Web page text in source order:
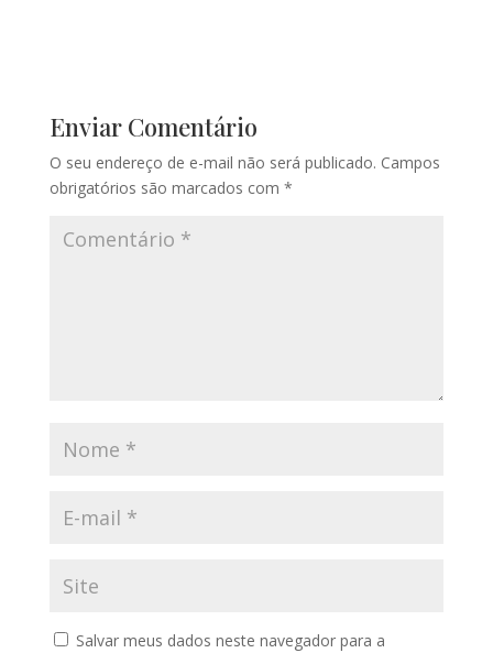
Enviar Comentário
O seu endereço de e-mail não será publicado. Campos
obrigatórios são marcados com *
Salvar meus dados neste navegador para a